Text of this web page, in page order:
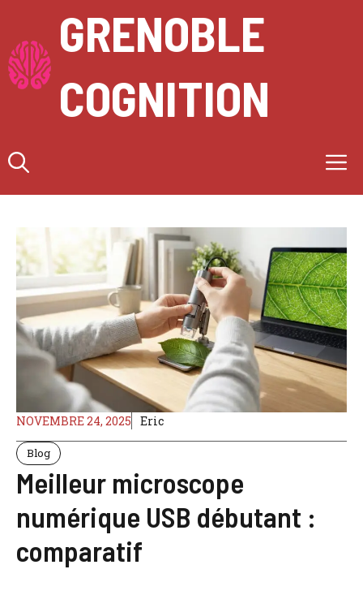
contenu
GRENOBLE
COGNITION
NOVEMBRE 24, 2025 Eric
Blog
Meilleur microscope
numérique USB débutant :
comparatif